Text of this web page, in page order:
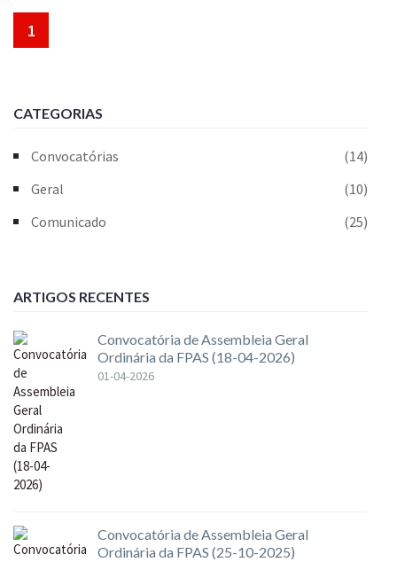
1
CATEGORIAS
Convocatórias
(14)
Geral
(10)
Comunicado
(25)
ARTIGOS RECENTES
Convocatória de Assembleia Geral
Ordinária da FPAS (18-04-2026)
01-04-2026
Convocatória de Assembleia Geral
Ordinária da FPAS (25-10-2025)